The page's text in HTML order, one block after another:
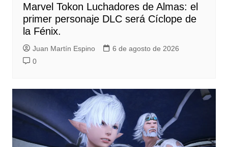
Marvel Tokon Luchadores de Almas: el
primer personaje DLC será Cíclope de
la Fénix.
Juan Martín Espino
6 de agosto de 2026
0